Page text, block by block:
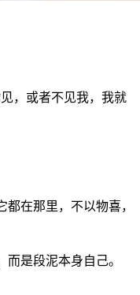
，或者不见我，我就
在那里，不以物喜，
是段泥本身自己。